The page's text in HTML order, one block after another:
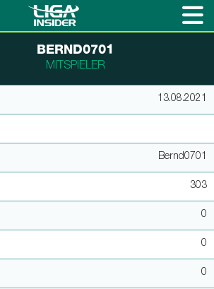
BERND0701
MITSPIELER
13.08.2021
Bernd0701
303
0
0
0